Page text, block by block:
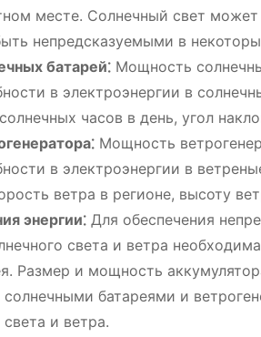
месте. Солнечный свет
непредсказуемыми в
батарей⁚ Мощность
в электроэнергии в
часов в день, угол
Мощность
в электроэнергии в
ветра в регионе, высоту
энергии⁚ Для обеспечения
света и ветра
Размер и мощность
батареями и
и ветра.